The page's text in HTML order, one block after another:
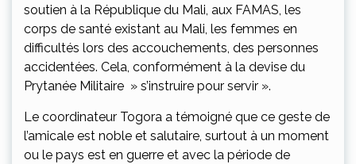
soutien à la République du Mali, aux FAMAS, les
corps de santé existant au Mali, les femmes en
difficultés lors des accouchements, des personnes
accidentées. Cela, conformément à la devise du
Prytanée Militaire » s’instruire pour servir ».
Le coordinateur Togora a témoigné que ce geste de
l’amicale est noble et salutaire, surtout à un moment
ou le pays est en guerre et avec la période de